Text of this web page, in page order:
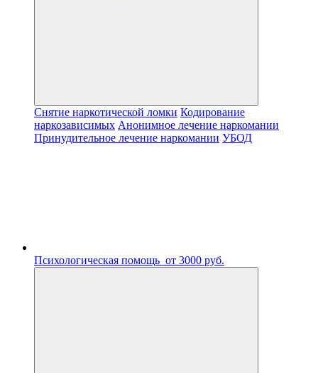
Снятие наркотической ломки Кодирование
наркозависимых Анонимное лечение наркомании
Принудительное лечение наркомании УБОД
Психологическая помощь от 3000 руб.